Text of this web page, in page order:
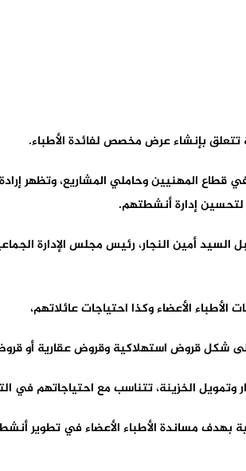
تتعلق بإنشاء عرض مخصص لفائدة الأطباء.
قطاع المهنيين وحاملي المشاريع، وتظهر
لتحسين إدارة أنشطتهم.
أمين النجار، رئيس مجلس الإدارة
الأعضاء وكذا احتياجات عائلاتهم،
شكل قروض استهلاكية وقروض عقارية أو
الخزينة، تتناسب مع احتياجاتهم في
بهدف مساندة الأطباء الأعضاء في تطوير